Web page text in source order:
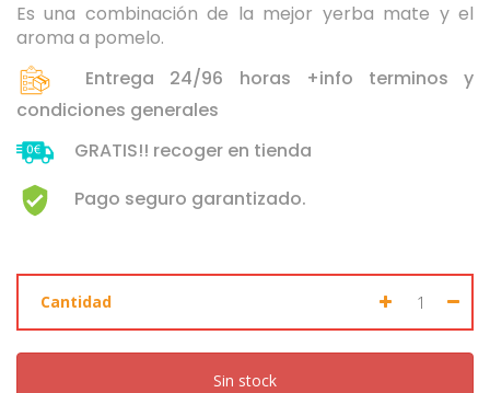
Seleccione dónde buscar
Es una combinación de la mejor yerba mate y el
aroma a pomelo.
Entrega 24/96 horas +info terminos y
condiciones generales
GRATIS!! recoger en tienda
Pago seguro garantizado.
Cantidad
Sin stock